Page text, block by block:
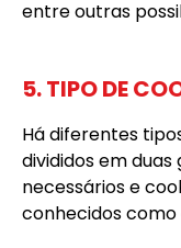
entre outras
5. TIPO DE
Há diferentes
divididos em
necessários e
conhecidos como